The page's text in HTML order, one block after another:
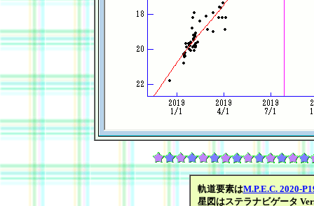
軌道要素はM.P.E.C. 2020-
星図はステラナビゲータ